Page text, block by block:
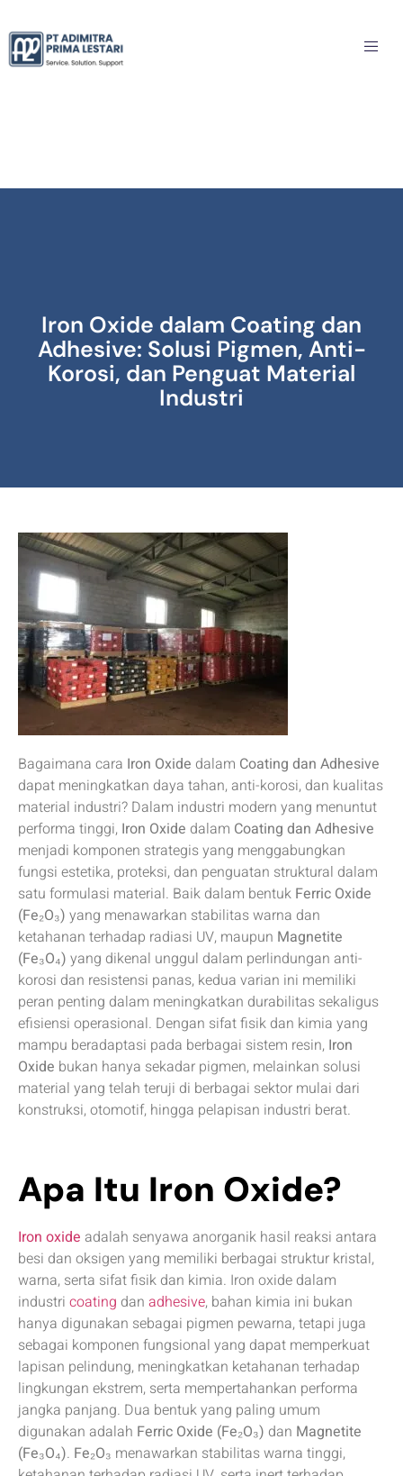
Iron Oxide dalam Coating dan
Adhesive: Solusi Pigmen, Anti-
Korosi, dan Penguat Material
Industri
Bagaimana cara Iron Oxide dalam Coating dan Adhesive
dapat meningkatkan daya tahan, anti-korosi, dan kualitas
material industri? Dalam industri modern yang menuntut
performa tinggi, Iron Oxide dalam Coating dan Adhesive
menjadi komponen strategis yang menggabungkan
fungsi estetika, proteksi, dan penguatan struktural dalam
satu formulasi material. Baik dalam bentuk Ferric Oxide
(Fe₂O₃) yang menawarkan stabilitas warna dan
ketahanan terhadap radiasi UV, maupun Magnetite
(Fe₃O₄) yang dikenal unggul dalam perlindungan anti-
korosi dan resistensi panas, kedua varian ini memiliki
peran penting dalam meningkatkan durabilitas sekaligus
efisiensi operasional. Dengan sifat fisik dan kimia yang
mampu beradaptasi pada berbagai sistem resin, Iron
Oxide bukan hanya sekadar pigmen, melainkan solusi
material yang telah teruji di berbagai sektor mulai dari
konstruksi, otomotif, hingga pelapisan industri berat.
Apa Itu Iron Oxide?
Iron oxide adalah senyawa anorganik hasil reaksi antara
besi dan oksigen yang memiliki berbagai struktur kristal,
warna, serta sifat fisik dan kimia. Iron oxide dalam
industri coating dan adhesive, bahan kimia ini bukan
hanya digunakan sebagai pigmen pewarna, tetapi juga
sebagai komponen fungsional yang dapat memperkuat
lapisan pelindung, meningkatkan ketahanan terhadap
lingkungan ekstrem, serta mempertahankan performa
jangka panjang. Dua bentuk yang paling umum
digunakan adalah Ferric Oxide (Fe₂O₃) dan Magnetite
(Fe₃O₄). Fe₂O₃ menawarkan stabilitas warna tinggi,